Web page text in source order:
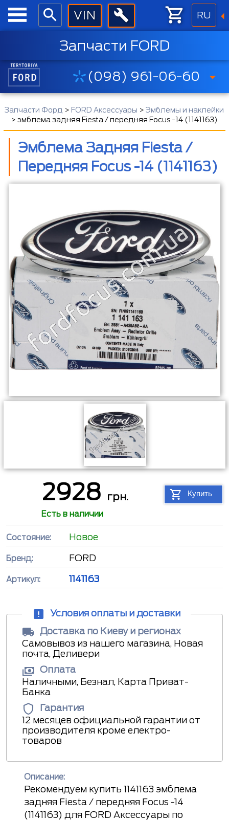
RU
Запчасти FORD
(098) 961-06-60
Запчасти Форд > FORD Аксессуары >Эмблемы и наклейки
>эмблема задняя Fiesta / передняя Focus -14 (1141163)
Эмблема Задняя Fiesta /
Передняя Focus -14 (1141163)
2928 грн. Купить
Есть в наличии
Состояние: Новое
Бренд: FORD
Артикул: 1141163
Условия оплаты и доставки
Доставка по Киеву и регионах
Самовывоз из нашего магазина, Новая
почта, Деливери
Оплата
Наличными, Безнал, Карта Приват-
Банка
Гарантия
12 месяцев официальной гарантии от
производителя кроме електро-
товаров
Описание:
Рекомендуем купить 1141163 эмблема
задняя Fiesta / передняя Focus -14
(1141163) для FORD Аксессуары по